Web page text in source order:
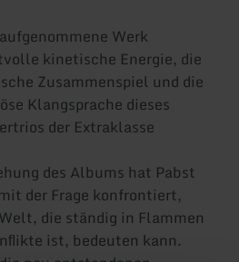
Werk
kinetische Energie, die
Zusammenspiel und die
Klangsprache dieses
der Extraklasse
des Albums hat Pabst
der Frage konfrontiert,
die ständig in Flammen
ist, bedeuten kann.